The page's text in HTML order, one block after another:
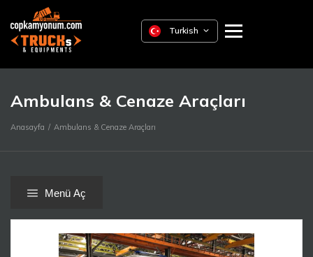
Turkish
Ambulans & Cenaze Araçları
Anasayfa Ambulans & Cenaze Araçları
Menü Aç